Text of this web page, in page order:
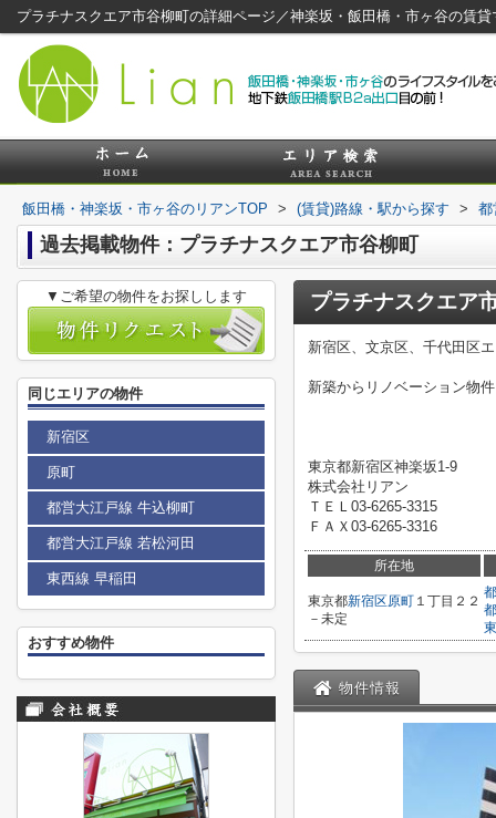
プラチナスクエア市谷柳町の詳細ページ／神楽坂・飯田橋・市ヶ谷の賃
飯田橋・神楽坂・市ヶ谷のリアンTOP > (賃貸)路線・駅から探す > 都
過去掲載物件：プラチナスクエア市谷柳町
プラチナスクエア
新宿区、文京区、千代田区
新築からリノベーション物
東京都新宿区神楽坂1-9
株式会社リアン
ＴＥＬ03-6265-3315
ＦＡＸ03-6265-3316
所在地
東京都新宿区原町 １丁目２２
－未定
物件情報
▼ご希望の物件をお探しします
同じエリアの物件
新宿区
原町
都営大江戸線 牛込柳町
都営大江戸線 若松河田
東西線 早稲田
おすすめ物件